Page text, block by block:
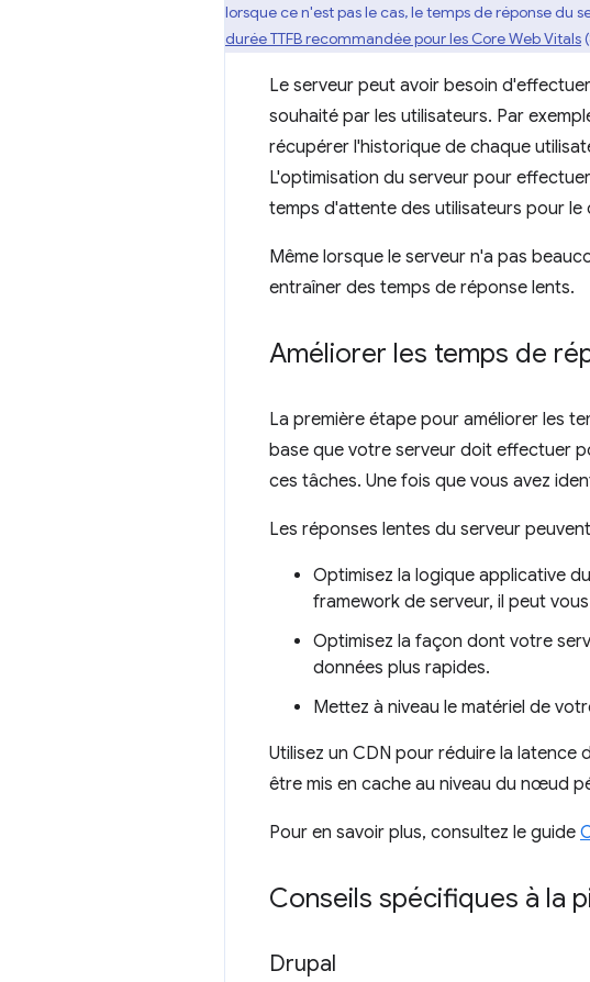
lorsque ce n'est pas le cas, le temps de réponse du
durée TTFB recommandée pour les Core Web Vitals
Le serveur peut avoir besoin
souhaité par les utilisateurs. Par
récupérer l'historique de chaque
L'optimisation du serveur pour
temps d'attente des utilisateurs pour le
Même lorsque le serveur n'a pas
entraîner des temps de réponse lents.
Améliorer les temps de
La première étape pour améliorer les
base que votre serveur doit effectuer
ces tâches. Une fois que vous avez
Les réponses lentes du serveur
Optimisez la logique applicative
framework de serveur, il peut
Optimisez la façon dont votre
données plus rapides.
Mettez à niveau le matériel de
Utilisez un CDN pour réduire la
être mis en cache au niveau du nœud
Pour en savoir plus, consultez le guide
Conseils spécifiques à la
Drupal